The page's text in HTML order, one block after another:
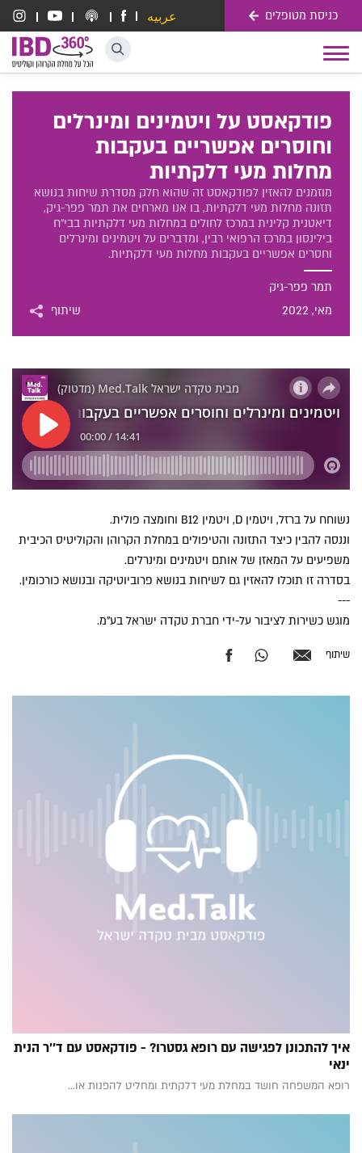
כניסת מטופלים
عربيه
דלג לתוכן
Toggle
navigation
פודקאסט על ויטמינים ומינרלים
וחוסרים אפשריים בעקבות
מחלות מעי דלקתיות
מוזמנים להאזין לפודקאסט זה שהוא חלק מסדרת שיחות בנושא
תזונה מחלות מעי דלקתיות, בו אנו מארחים את תמר פפר-גיק,
דיאטנית קלינית במרכז לחולים במחלות מעי דלקתיות בבי"ח
בילינסון במרכז הרפואי רבין, ומדברים על ויטמינים ומינרלים
וחסרים אפשריים בעקבות מחלות מעי דלקתיות.
תמר פפר-גיק
מאי, 2022 שיתוף
נשוחח על ברזל, ויטמין D, ויטמין B12 וחומצה פולית.
וננסה להבין כיצד התזונה והטיפולים במחלת הקרוהן והקוליטיס הכיבית
משפיעים על המאזן של אותם ויטמינים ומינרלים.
בסדרה זו תוכלו להאזין גם לשיחות בנושא פרוביוטיקה ובנושא כורכומין.
---
מוגש כשירות לציבור על-ידי חברת טקדה ישראל בע"מ.
שיתוף
איך להתכונן לפגישה עם רופא גסטרו? - פודקאסט עם ד''ר הנית
ינאי
רופא המשפחה חושד במחלת מעי דלקתית ומחליט להפנות או...